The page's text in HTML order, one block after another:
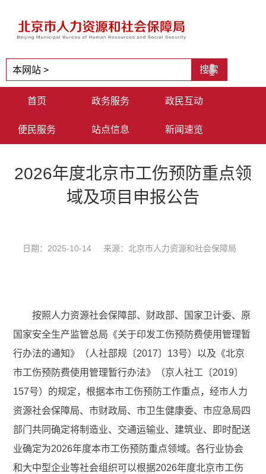
首页 政务服务 政民互动
便民服务 站点信息 新闻速览
2026年度北京市工伤预防重点领
域及项目申报公告
日期：2025-10-14 来源：北京市人力资源和社会保障局
按照人力资源社会保障部、财政部、国家卫计委、原
国家安全生产监管总局《关于印发工伤预防费使用管理暂
行办法的通知》（人社部规〔2017〕13号）以及《北京
市工伤预防费使用管理暂行办法》（京人社工〔2019〕
157号）的规定，根据本市工伤预防工作重点，经市人力
资源社会保障局、市财政局、市卫生健康委、市应急局四
部门共同确定将制造业、交通运输业、建筑业、即时配送
业确定为2026年度本市工伤预防重点领域。各行业协会
和大中型企业等社会组织可以根据2026年度北京市工伤